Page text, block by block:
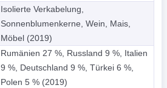
Isolierte Verkabelung,
Sonnenblumenkerne, Wein, Mais,
Möbel (2019)
Rumänien 27 %, Russland 9 %, Italien
9 %, Deutschland 9 %, Türkei 6 %,
Polen 5 % (2019)